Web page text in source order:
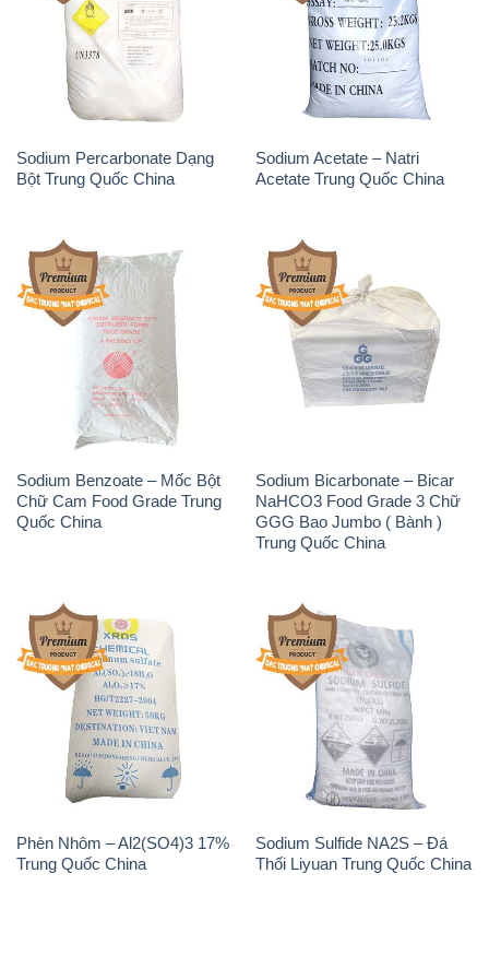
Sodium Percarbonate Dạng
Bột Trung Quốc China
Sodium Acetate – Natri
Acetate Trung Quốc China
Sodium Benzoate – Mốc Bột
Chữ Cam Food Grade Trung
Quốc China
Sodium Bicarbonate – Bicar
NaHCO3 Food Grade 3 Chữ
GGG Bao Jumbo ( Bành )
Trung Quốc China
Phèn Nhôm – Al2(SO4)3 17%
Trung Quốc China
Sodium Sulfide NA2S – Đá
Thối Liyuan Trung Quốc China